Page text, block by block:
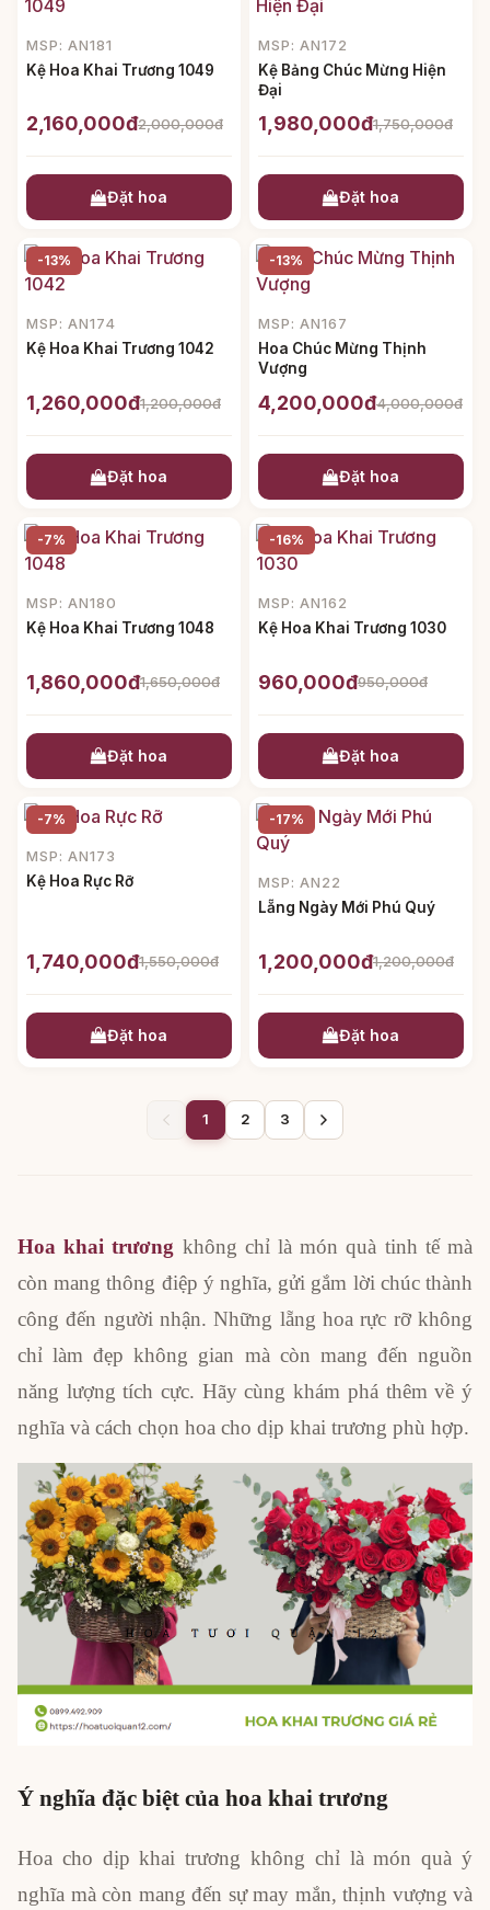
MSP: AN181
Kệ Hoa Khai Trương 1049
2,160,000đ2,000,000đ
Đặt hoa
MSP: AN172
Kệ Bảng Chúc Mừng Hiện
Đại
1,980,000đ1,750,000đ
Đặt hoa
-13%
MSP: AN174
Kệ Hoa Khai Trương 1042
1,260,000đ1,200,000đ
Đặt hoa
-13%
MSP: AN167
Hoa Chúc Mừng Thịnh
Vượng
4,200,000đ4,000,000đ
Đặt hoa
-7%
MSP: AN180
Kệ Hoa Khai Trương 1048
1,860,000đ1,650,000đ
Đặt hoa
-16%
MSP: AN162
Kệ Hoa Khai Trương 1030
960,000đ950,000đ
Đặt hoa
-7%
MSP: AN173
Kệ Hoa Rực Rỡ
1,740,000đ1,550,000đ
Đặt hoa
-17%
MSP: AN22
Lẵng Ngày Mới Phú Quý
1,200,000đ1,200,000đ
Đặt hoa
1 2 3
Hoa khai trương không chỉ là món quà tinh tế mà
còn mang thông điệp ý nghĩa, gửi gắm lời chúc thành
công đến người nhận. Những lẵng hoa rực rỡ không
chỉ làm đẹp không gian mà còn mang đến nguồn
năng lượng tích cực. Hãy cùng khám phá thêm về ý
nghĩa và cách chọn hoa cho dịp khai trương phù hợp.
Ý nghĩa đặc biệt của hoa khai trương
Hoa cho dịp khai trương không chỉ là món quà ý
nghĩa mà còn mang đến sự may mắn, thịnh vượng và